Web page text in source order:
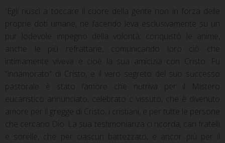
Egli riuscì a toccare il cuore della gente non in forza delle
proprie doti umane, né facendo leva esclusivamente su un
pur lodevole impegno della volontà; conquistò le anime,
anche le più refrattarie, comunicando loro ciò che
intimamente viveva e cioè la sua amicizia con Cristo. Fu
“innamorato” di Cristo, e il vero segreto del suo successo
pastorale è stato l’amore che nutriva per il Mistero
eucaristico annunciato, celebrato c vissuto, che è divenuto
amore per il gregge di Cristo, i cristiani, e per tutte le persone
che cercano Dio. La sua testimonianza ci ricorda, cari fratelli
e sorelle, che per ciascun battezzato, e ancor più per il